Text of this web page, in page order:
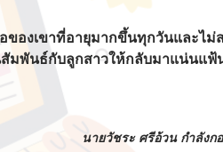
ของเขาที่อายุมากขึ้นทุกวันและไ
มพันธ์กับลูกสาวให้กลับมาแน่นแฟ้
นายวัชระ ศรีอ้วน กำลังก